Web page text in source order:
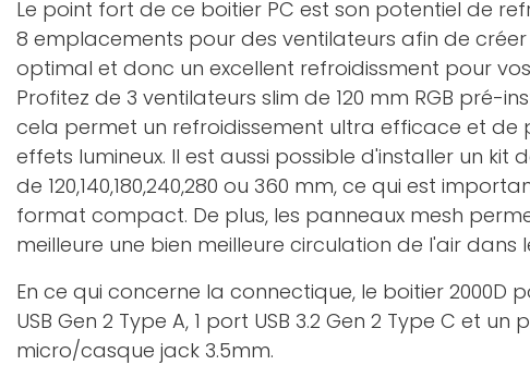
Le point fort de ce boitier PC est son potentiel de
8 emplacements pour des ventilateurs afin de
optimal et donc un excellent refroidissment pour
Profitez de 3 ventilateurs slim de 120 mm RGB pré-
cela permet un refroidissement ultra efficace et de
effets lumineux. Il est aussi possible d'installer un kit
de 120,140,180,240,280 ou 360 mm, ce qui est
format compact. De plus, les panneaux mesh
meilleure une bien meilleure circulation de l'air dans
En ce qui concerne la connectique, le boitier 2000D
USB Gen 2 Type A, 1 port USB 3.2 Gen 2 Type C et
micro/casque jack 3.5mm.